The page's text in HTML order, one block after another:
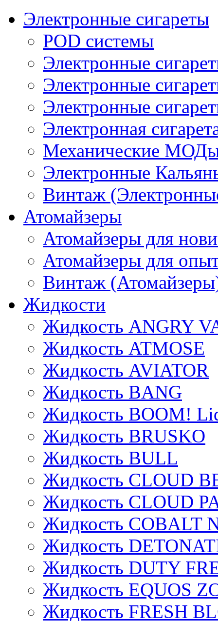
Электронные сигареты
POD системы
Электронные
Электронные
Электронные
Электронная
Механические
Электронные
Винтаж
Атомайзеры
Атомайзеры для
Атомайзеры для
Винтаж
Жидкости
Жидкость ANGRY
Жидкость ATMOSE
Жидкость AVIATOR
Жидкость BANG
Жидкость BOOM!
Жидкость BRUSKO
Жидкость BULL
Жидкость CLOUD
Жидкость CLOUD
Жидкость COBALT
Жидкость
Жидкость DUTY
Жидкость EQUOS
Жидкость FRESH